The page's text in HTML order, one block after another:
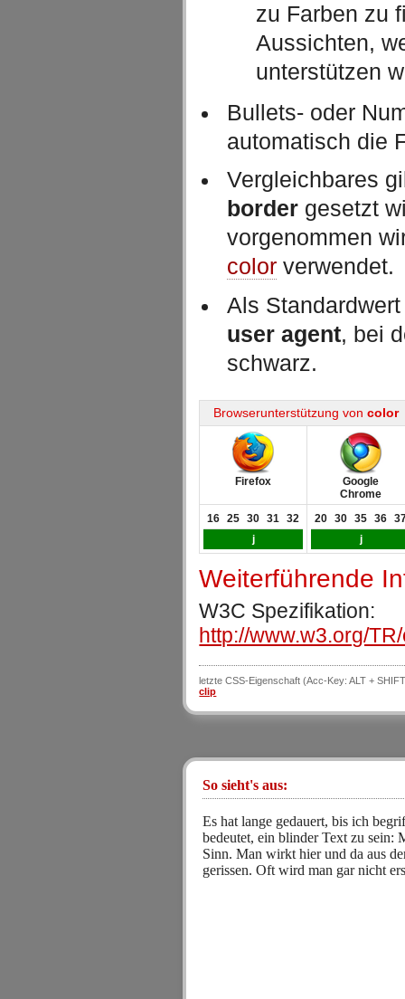
zu Farben zu
Aussichten,
unterstützen
Bullets- oder
automatisch die
Vergleichbares
border gesetzt
vorgenommen
color verwendet.
Als
user agent, bei
schwarz.
Browserunterstützung von color
Firefox
Google
Chrome
16 25 30 31 32
j
20 30 35 36
j
Weiterführende
W3C Spezifikation:
http://www.w3.org/
letzte CSS-Eigenschaft (Acc-Key: ALT +
clip
So sieht's aus:
Es hat lange gedauert, bis ich
bedeutet, ein blinder Text zu sein:
Sinn. Man wirkt hier und da aus
gerissen. Oft wird man gar nicht